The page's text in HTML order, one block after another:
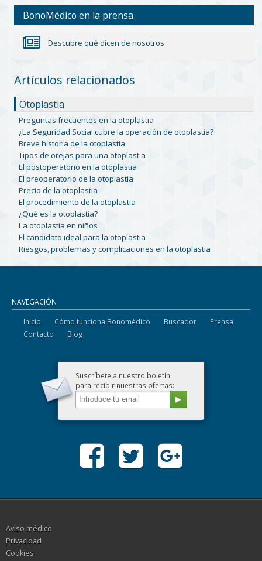
BonoMédico en la prensa
Descubre qué dicen de nosotros
Artículos relacionados
Otoplastia
Preguntas frecuentes en la otoplastia
¿La Seguridad Social cubre la operación de otoplastia?
Breve historia de la otoplastia
Tipos de orejas para una otoplastia
El postoperatorio en la otoplastia
El preoperatorio de la otoplastia
Precio de la otoplastia
El procedimiento de la otoplastia
¿Qué es la otoplastia?
La otoplastia en niños
El candidato ideal para la otoplastia
Riesgos, problemas y complicaciones en la otoplastia
NAVEGACIÓN
Inicio Cómo funciona Bonomédico Buscador
Prensa
Contacto
Blog
Suscríbete a nuestro boletín
para recibir nuestras ofertas:
Aviso médico
Privacidad
Cookies